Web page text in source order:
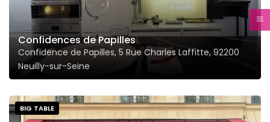
Confidences de Papilles
Confidence de Papilles, 5 Rue Charles Laffitte, 92200
Neuilly-sur-Seine
BIG TABLE